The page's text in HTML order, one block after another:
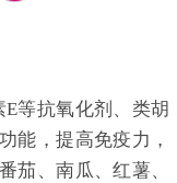
等抗氧化剂、类胡
能，提高免疫力，
茄、南瓜、红薯、